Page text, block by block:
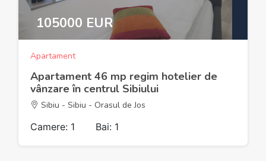
105000 EUR
Apartament
Apartament 46 mp regim hotelier de
vânzare în centrul Sibiului
Sibiu - Sibiu - Orasul de Jos
Camere: 1 Bai: 1